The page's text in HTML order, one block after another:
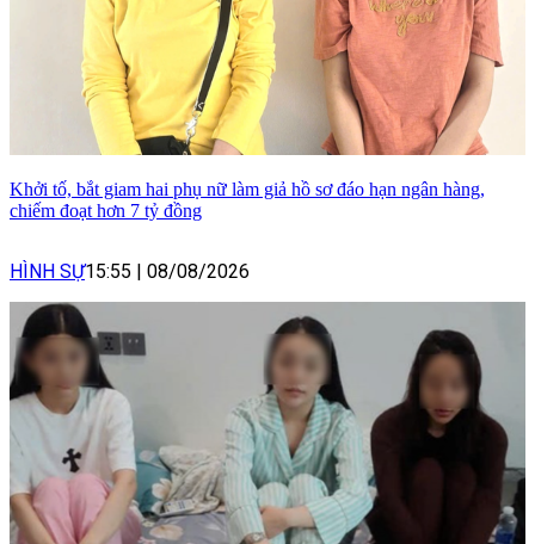
Khởi tố, bắt giam hai phụ nữ làm giả hồ sơ đáo hạn ngân hàng,
chiếm đoạt hơn 7 tỷ đồng
HÌNH SỰ15:55 | 08/08/2026